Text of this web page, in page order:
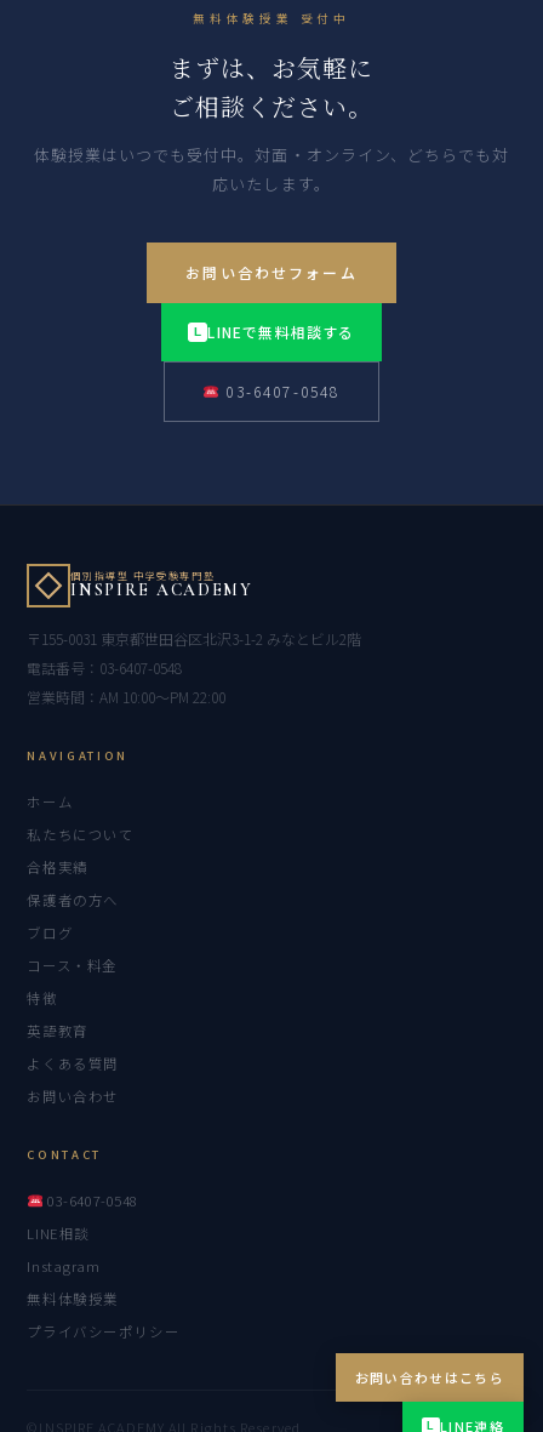
無料体験授業 受付中
まずは、お気軽に
ご相談ください。
体験授業はいつでも受付中。対面・オンライン、どちらでも対
応いたします。
お問い合わせフォーム
L LINEで無料相談する
03-6407-0548
個別指導型 中学受験専門塾
INSPIRE ACADEMY
〒155-0031 東京都世田谷区北沢3-1-2 みなとビル2階
電話番号：03-6407-0548
営業時間：AM 10:00〜PM 22:00
NAVIGATION
ホーム
私たちについて
合格実績
保護者の方へ
ブログ
コース・料金
特徴
英語教育
よくある質問
お問い合わせ
CONTACT
03-6407-0548
LINE相談
Instagram
無料体験授業
プライバシーポリシー
©INSPIRE ACADEMY All Rights Reserved. LINEInstagram
お問い合わせはこちら
L LINE連絡